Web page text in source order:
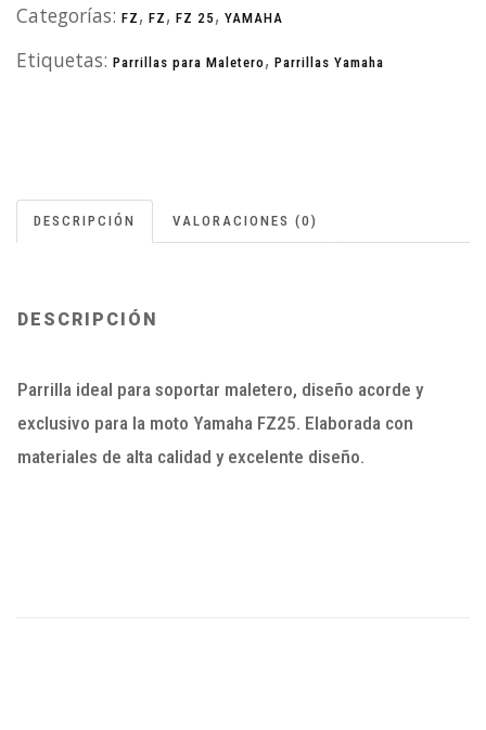
Categorías: FZ , FZ , FZ 25 , YAMAHA
Etiquetas: Parrillas para Maletero, Parrillas Yamaha
DESCRIPCIÓN VALORACIONES (0)
DESCRIPCIÓN
Parrilla ideal para soportar maletero, diseño acorde y
exclusivo para la moto Yamaha FZ25. Elaborada con
materiales de alta calidad y excelente diseño.